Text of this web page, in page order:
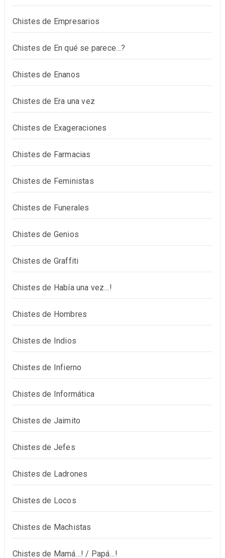
Chistes de Empresarios
Chistes de En qué se parece…?
Chistes de Enanos
Chistes de Era una vez
Chistes de Exageraciones
Chistes de Farmacias
Chistes de Feministas
Chistes de Funerales
Chistes de Genios
Chistes de Graffiti
Chistes de Había una vez…!
Chistes de Hombres
Chistes de Indios
Chistes de Infierno
Chistes de Informática
Chistes de Jaimito
Chistes de Jefes
Chistes de Ladrones
Chistes de Locos
Chistes de Machistas
Chistes de Mamá…! / Papá…!